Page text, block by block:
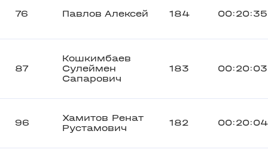
76 Павлов Алексей 184 00:20:35
87
Кошкимбаев
Сулеймен
Сапарович
183 00:20:03
96
Хамитов Ренат
Рустамович
182 00:20:04